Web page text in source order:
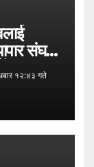
संघले
स्थापना
श्री
१२:४३ गते